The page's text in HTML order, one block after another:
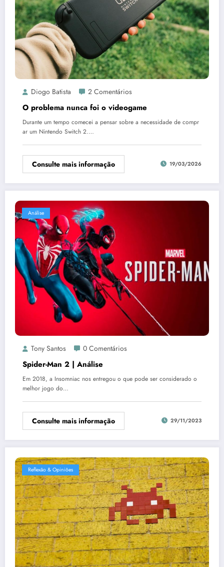
Diogo Batista 2 Comentários
O problema nunca foi o videogame
Durante um tempo comecei a pensar sobre a necessidade de compr
ar um Nintendo Switch 2.…
Consulte mais informação 19/03/2026
Análise
Tony Santos 0 Comentários
Spider-Man 2 | Análise
Em 2018, a Insomniac nos entregou o que pode ser considerado o
melhor jogo do…
Consulte mais informação 29/11/2023
Reflexão & Opiniões